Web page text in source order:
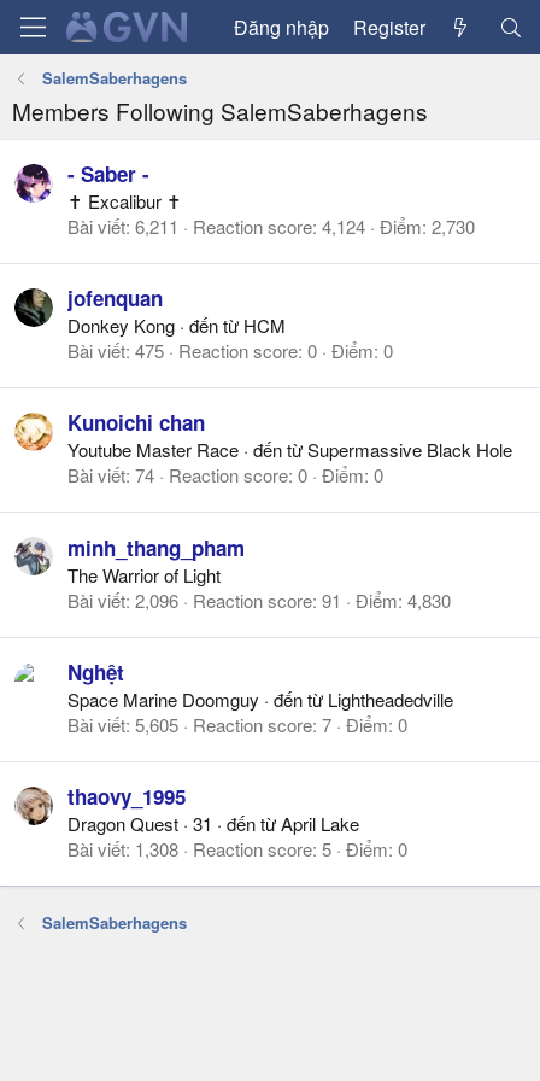
Đăng nhập Register
SalemSaberhagens
Members Following SalemSaberhagens
- Saber -
✝ Excalibur ✝
Bài viết 6,211 Reaction score 4,124 Điểm 2,730
jofenquan
Donkey Kong · đến từ HCM
Bài viết 475 Reaction score 0 Điểm 0
Kunoichi chan
Youtube Master Race · đến từSupermassive Black Hole
Bài viết 74 Reaction score 0 Điểm 0
minh_thang_pham
The Warrior of Light
Bài viết 2,096 Reaction score 91 Điểm 4,830
Nghệt
Space Marine Doomguy · đến từ Lightheadedville
Bài viết 5,605 Reaction score 7 Điểm 0
thaovy_1995
Dragon Quest · 31 · đến từApril Lake
Bài viết 1,308 Reaction score 5 Điểm 0
SalemSaberhagens